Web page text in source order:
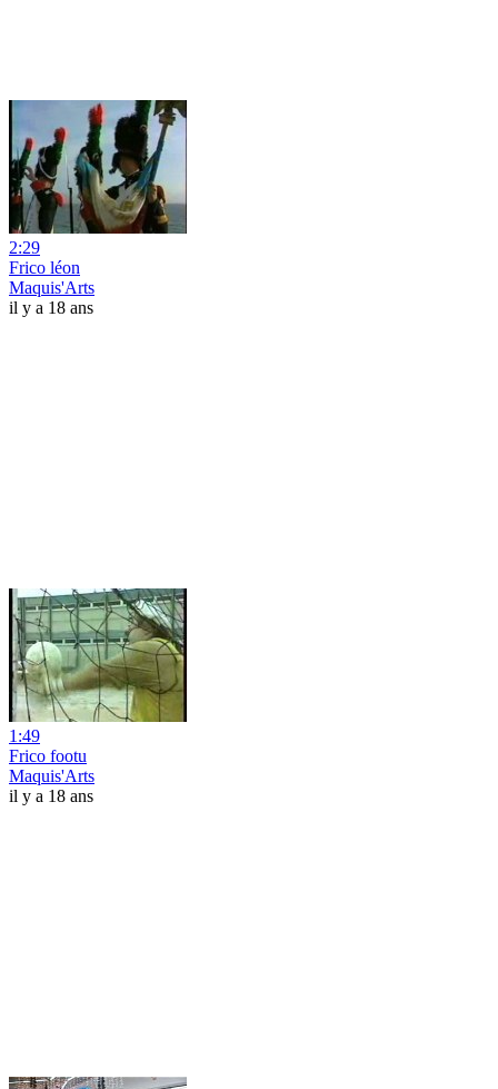
2:29
Frico léon
Maquis'Arts
il y a 18 ans
1:49
Frico footu
Maquis'Arts
il y a 18 ans